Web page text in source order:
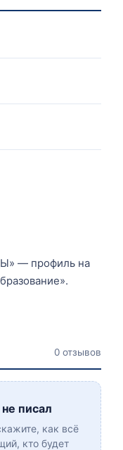
— профиль на
0 отзывов
писал
как всё
кто будет